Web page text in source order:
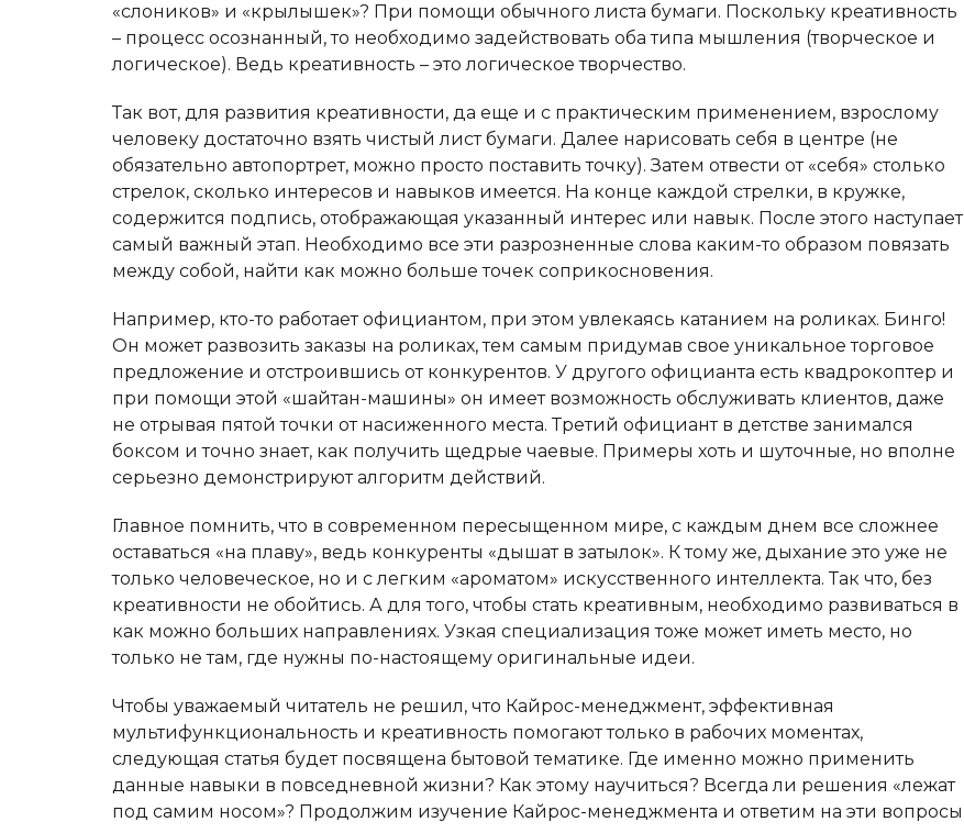
«слоников» и «крылышек»? При помощи обычного листа бумаги. Поскольку креативность
– процесс осознанный, то необходимо задействовать оба типа мышления (творческое и
логическое). Ведь креативность – это логическое творчество.
Так вот, для развития креативности, да еще и с практическим применением, взрослому
человеку достаточно взять чистый лист бумаги. Далее нарисовать себя в центре (не
обязательно автопортрет, можно просто поставить точку). Затем отвести от «себя» столько
стрелок, сколько интересов и навыков имеется. На конце каждой стрелки, в кружке,
содержится подпись, отображающая указанный интерес или навык. После этого наступает
самый важный этап. Необходимо все эти разрозненные слова каким-то образом повязать
между собой, найти как можно больше точек соприкосновения.
Например, кто-то работает официантом, при этом увлекаясь катанием на роликах. Бинго!
Он может развозить заказы на роликах, тем самым придумав свое уникальное торговое
предложение и отстроившись от конкурентов. У другого официанта есть квадрокоптер и
при помощи этой «шайтан-машины» он имеет возможность обслуживать клиентов, даже
не отрывая пятой точки от насиженного места. Третий официант в детстве занимался
боксом и точно знает, как получить щедрые чаевые. Примеры хоть и шуточные, но вполне
серьезно демонстрируют алгоритм действий.
Главное помнить, что в современном пересыщенном мире, с каждым днем все сложнее
оставаться «на плаву», ведь конкуренты «дышат в затылок». К тому же, дыхание это уже не
только человеческое, но и с легким «ароматом» искусственного интеллекта. Так что, без
креативности не обойтись. А для того, чтобы стать креативным, необходимо развиваться в
как можно больших направлениях. Узкая специализация тоже может иметь место, но
только не там, где нужны по-настоящему оригинальные идеи.
Чтобы уважаемый читатель не решил, что Кайрос-менеджмент, эффективная
мультифункциональность и креативность помогают только в рабочих моментах,
следующая статья будет посвящена бытовой тематике. Где именно можно применить
данные навыки в повседневной жизни? Как этому научиться? Всегда ли решения «лежат
под самим носом»? Продолжим изучение Кайрос-менеджмента и ответим на эти вопросы